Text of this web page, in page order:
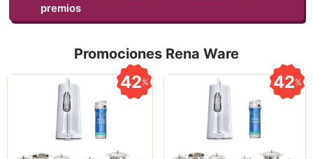
premios
Promociones Rena Ware
42% 42%